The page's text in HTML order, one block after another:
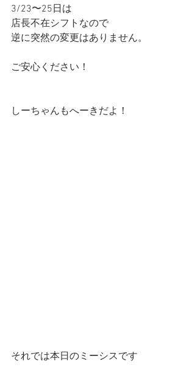
3/23〜25日は
店長不在シフトなので
逆に突然の変更はありません。
ご安心ください！
しーちゃんもへーきだよ！
それでは本日のミーシスです